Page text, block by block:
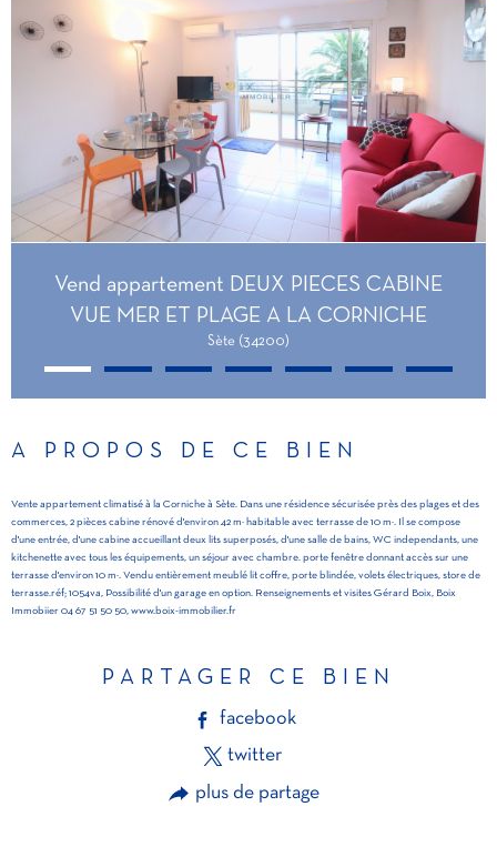
Vend appartement DEUX PIECES CABINE
VUE MER ET PLAGE A LA CORNICHE
Sète (34200)
A PROPOS DE CE BIEN
Vente appartement climatisé à la Corniche à Sète. Dans une résidence sécurisée près des plages et des
commerces, 2 pièces cabine rénové d'environ 42 m² habitable avec terrasse de 10 m². Il se compose
d'une entrée, d'une cabine accueillant deux lits superposés, d'une salle de bains, WC independants, une
kitchenette avec tous les équipements, un séjour avec chambre. porte fenêtre donnant accès sur une
terrasse d'environ 10 m². Vendu entièrement meublé lit coffre, porte blindée, volets électriques, store de
terrasse.réf; 1054va, Possibilité d'un garage en option. Renseignements et visites Gérard Boix, Boix
Immobiier 04 67 51 50 50, www.boix-immobilier.fr
PARTAGER CE BIEN
facebook
twitter
plus de partage